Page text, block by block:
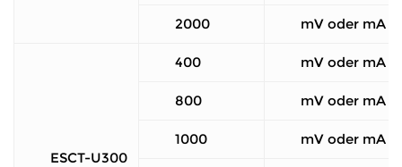
2000 mV oder mA
ESCT-U300
400 mV oder mA
800 mV oder mA
1000 mV oder mA